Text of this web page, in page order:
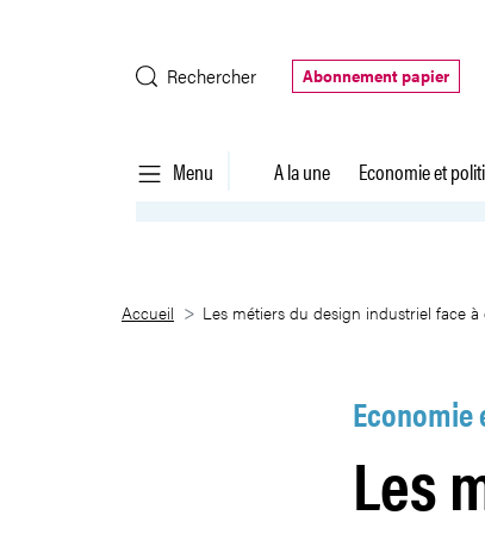
Rechercher
Abonnement papier
Menu A la une Economie et
Les métiers du design
Accueil Les métiers du design industriel face à
Les